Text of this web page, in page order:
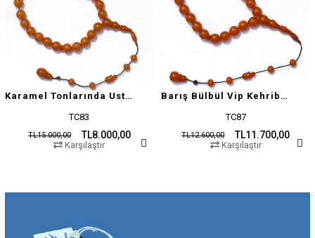
Karamel Tonlarında Usta İşçilikli Tesbih
TC83
TL8.000,00
TL15.000,00
Karşılaştır
Barış Bülbül Vip Kehribar Tesbih
TC87
TL11.700,00
TL12.600,00
Karşılaştır